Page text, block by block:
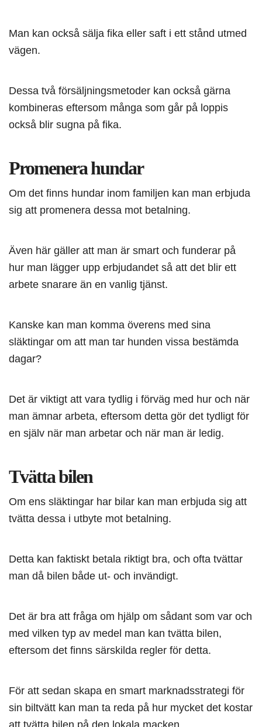
Man kan också sälja fika eller saft i ett stånd utmed
vägen.
Dessa två försäljningsmetoder kan också gärna
kombineras eftersom många som går på loppis
också blir sugna på fika.
Promenera hundar
Om det finns hundar inom familjen kan man erbjuda
sig att promenera dessa mot betalning.
Även här gäller att man är smart och funderar på
hur man lägger upp erbjudandet så att det blir ett
arbete snarare än en vanlig tjänst.
Kanske kan man komma överens med sina
släktingar om att man tar hunden vissa bestämda
dagar?
Det är viktigt att vara tydlig i förväg med hur och när
man ämnar arbeta, eftersom detta gör det tydligt för
en själv när man arbetar och när man är ledig.
Tvätta bilen
Om ens släktingar har bilar kan man erbjuda sig att
tvätta dessa i utbyte mot betalning.
Detta kan faktiskt betala riktigt bra, och ofta tvättar
man då bilen både ut- och invändigt.
Det är bra att fråga om hjälp om sådant som var och
med vilken typ av medel man kan tvätta bilen,
eftersom det finns särskilda regler för detta.
För att sedan skapa en smart marknadsstrategi för
sin biltvätt kan man ta reda på hur mycket det kostar